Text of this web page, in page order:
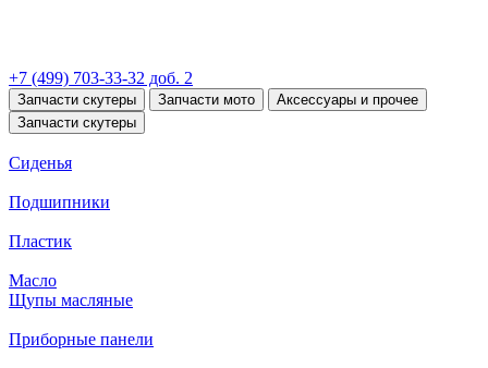
+7 (499) 703-33-32 доб. 2
Запчасти скутеры Запчасти мото
Аксессуары и прочее
Запчасти скутеры
Сиденья
Подшипники
Пластик
Масло
Щупы масляные
Приборные панели